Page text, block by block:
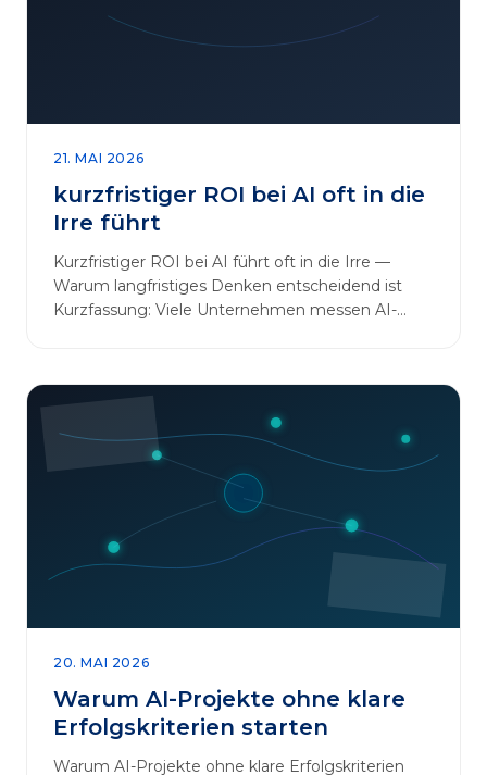
21. MAI 2026
kurzfristiger ROI bei AI oft in die
Irre führt
Kurzfristiger ROI bei AI führt oft in die Irre —
Warum langfristiges Denken entscheidend ist
Kurzfassung: Viele Unternehmen messen AI-
20. MAI 2026
Warum AI-Projekte ohne klare
Erfolgskriterien starten
Warum AI-Projekte ohne klare Erfolgskriterien